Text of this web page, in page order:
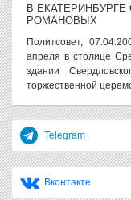
В
РОМАНОВЫХ
Политсовет,
апреля в столице
здании
торжественной
Telegram
Вконтакте